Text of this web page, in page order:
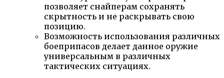
позволяет снайперам сохранять
скрытность и не раскрывать свою
позицию.
Возможность использования различных
боеприпасов делает данное оружие
универсальным в различных
тактических ситуациях.